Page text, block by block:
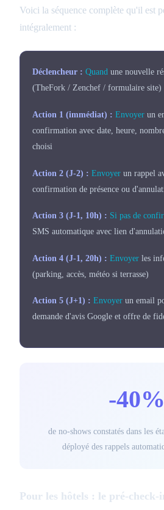
Voici la séquence complète qu'il est
intégralement :
Déclencheur : Quand une nouvelle
(TheFork / Zenchef / formulaire site)
Action 1 (immédiat) : Envoyer un
confirmation avec date, heure,
choisi
Action 2 (J-2) : Envoyer un rappel
confirmation de présence ou
Action 3 (J-1, 10h) : Si pas de
SMS automatique avec lien
Action 4 (J-1, 20h) : Envoyer les
(parking, accès, météo si terrasse)
Action 5 (J+1) : Envoyer un email
demande d'avis Google et offre de
-40%
de no-shows constatés dans les
déployé des rappels
Pour les hôtels : le pré-check-